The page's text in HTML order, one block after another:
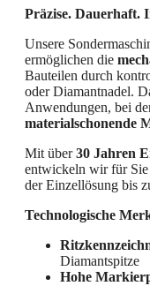
Präzise. Dauerhaft.
Unsere
ermöglichen die
Bauteilen durch
oder Diamantnadel.
Anwendungen, bei
materialschonende
Mit über30 Jahren
entwickeln wir für Sie
der Einzellösung bis
Technologische
Diamantspitze
Hohe